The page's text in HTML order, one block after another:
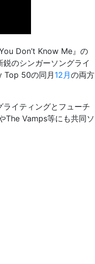
Don’t Know Me』の
のシンガーソングライ
Top 50の同月 12月の両方
イティングとフューチ
The Vamps等にも共同ソ